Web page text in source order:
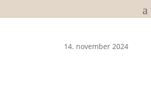
14. november 2024